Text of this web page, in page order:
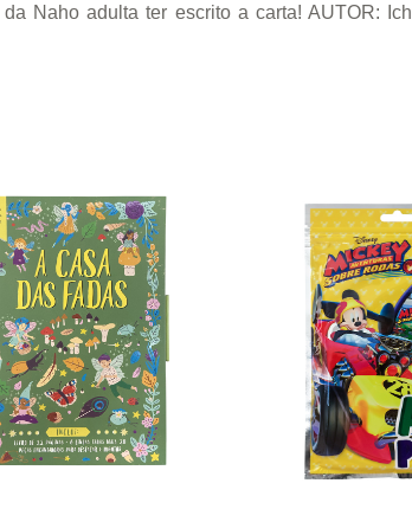
Naho adulta ter escrito a carta! AUTOR: